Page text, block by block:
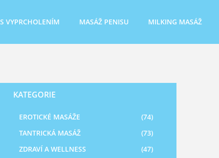
VYPRCHOLENÍM MASÁŽ PENISU MILKING MASÁŽ
KATEGORIE
EROTICKÉ MASÁŽE
(74)
TANTRICKÁ MASÁŽ
(73)
ZDRAVÍ A WELLNESS
(47)